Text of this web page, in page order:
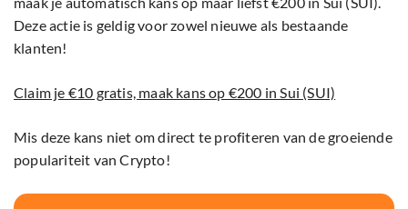
Deze actie is geldig voor zowel nieuwe als bestaande
klanten!
Claim je €10 gratis, maak kans op €200 in Sui (SUI)
Mis deze kans niet om direct te profiteren van de groeiende
populariteit van Crypto!